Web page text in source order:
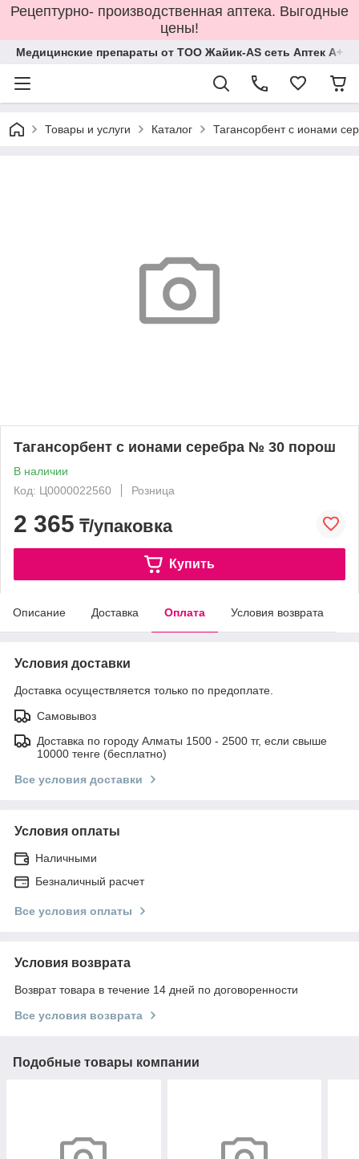
Рецептурно- производственная аптека. Выгодные
цены!
Медицинские препараты от ТОО Жайик-AS сеть Аптек А+
Товары и услуги Каталог Тагансорбент с ионами
Тагансорбент с ионами серебра № 30 порош
В наличии
Код: Ц0000022560
Розница
2 365 ₸/упаковка
Купить
Описание Доставка Оплата Условия возврата
Условия доставки
Доставка осуществляется только по предоплате.
Самовывоз
Доставка по городу Алматы 1500 - 2500 тг, если свыше
10000 тенге (бесплатно)
Все условия доставки
Условия оплаты
Наличными
Безналичный расчет
Все условия оплаты
Условия возврата
Возврат товара в течение 14 дней по договоренности
Все условия возврата
Подобные товары компании